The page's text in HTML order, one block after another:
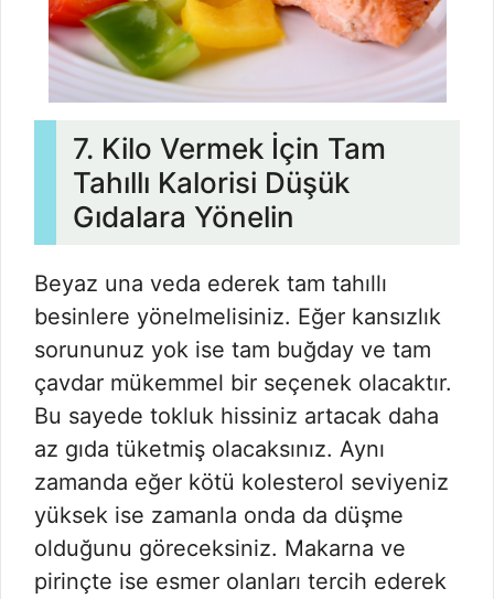
7. Kilo Vermek İçin Tam
Tahıllı Kalorisi Düşük
Gıdalara Yönelin
Beyaz una veda ederek tam tahıllı
besinlere yönelmelisiniz. Eğer kansızlık
sorununuz yok ise tam buğday ve tam
çavdar mükemmel bir seçenek olacaktır.
Bu sayede tokluk hissiniz artacak daha
az gıda tüketmiş olacaksınız. Aynı
zamanda eğer kötü kolesterol seviyeniz
yüksek ise zamanla onda da düşme
olduğunu göreceksiniz. Makarna ve
pirinçte ise esmer olanları tercih ederek